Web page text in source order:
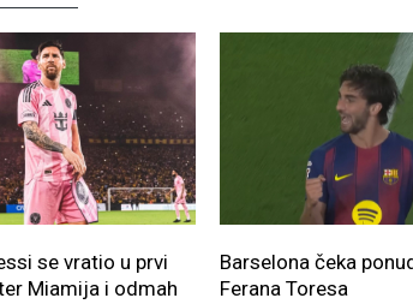
se vratio u prvi
Miamija i odmah
Barselona čeka
Ferana Toresa